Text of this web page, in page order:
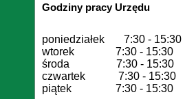
Godziny pracy Urzędu
poniedziałek 7:30 - 15:30
wtorek 7:30 - 15:30
środa 7:30 - 15:30
czwartek 7:30 - 15:30
piątek 7:30 - 15:30